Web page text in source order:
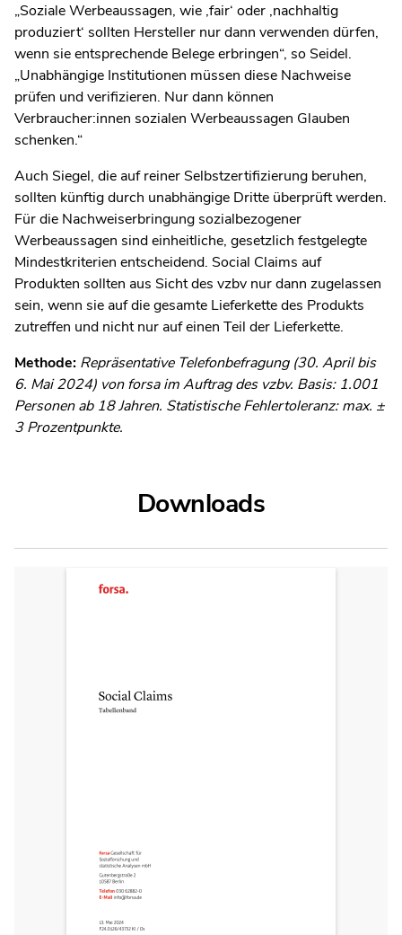
„Soziale Werbeaussagen, wie ‚fair‘ oder ‚nachhaltig
produziert‘ sollten Hersteller nur dann verwenden dürfen,
wenn sie entsprechende Belege erbringen“, so Seidel.
„Unabhängige Institutionen müssen diese Nachweise
prüfen und verifizieren. Nur dann können
Verbraucher:innen sozialen Werbeaussagen Glauben
schenken.“
Auch Siegel, die auf reiner Selbstzertifizierung beruhen,
sollten künftig durch unabhängige Dritte überprüft werden.
Für die Nachweiserbringung sozialbezogener
Werbeaussagen sind einheitliche, gesetzlich festgelegte
Mindestkriterien entscheidend. Social Claims auf
Produkten sollten aus Sicht des vzbv nur dann zugelassen
sein, wenn sie auf die gesamte Lieferkette des Produkts
zutreffen und nicht nur auf einen Teil der Lieferkette.
Methode: Repräsentative Telefonbefragung (30. April bis
6. Mai 2024) von forsa im Auftrag des vzbv. Basis: 1.001
Personen ab 18 Jahren. Statistische Fehlertoleranz: max. ±
3 Prozentpunkte.
Downloads